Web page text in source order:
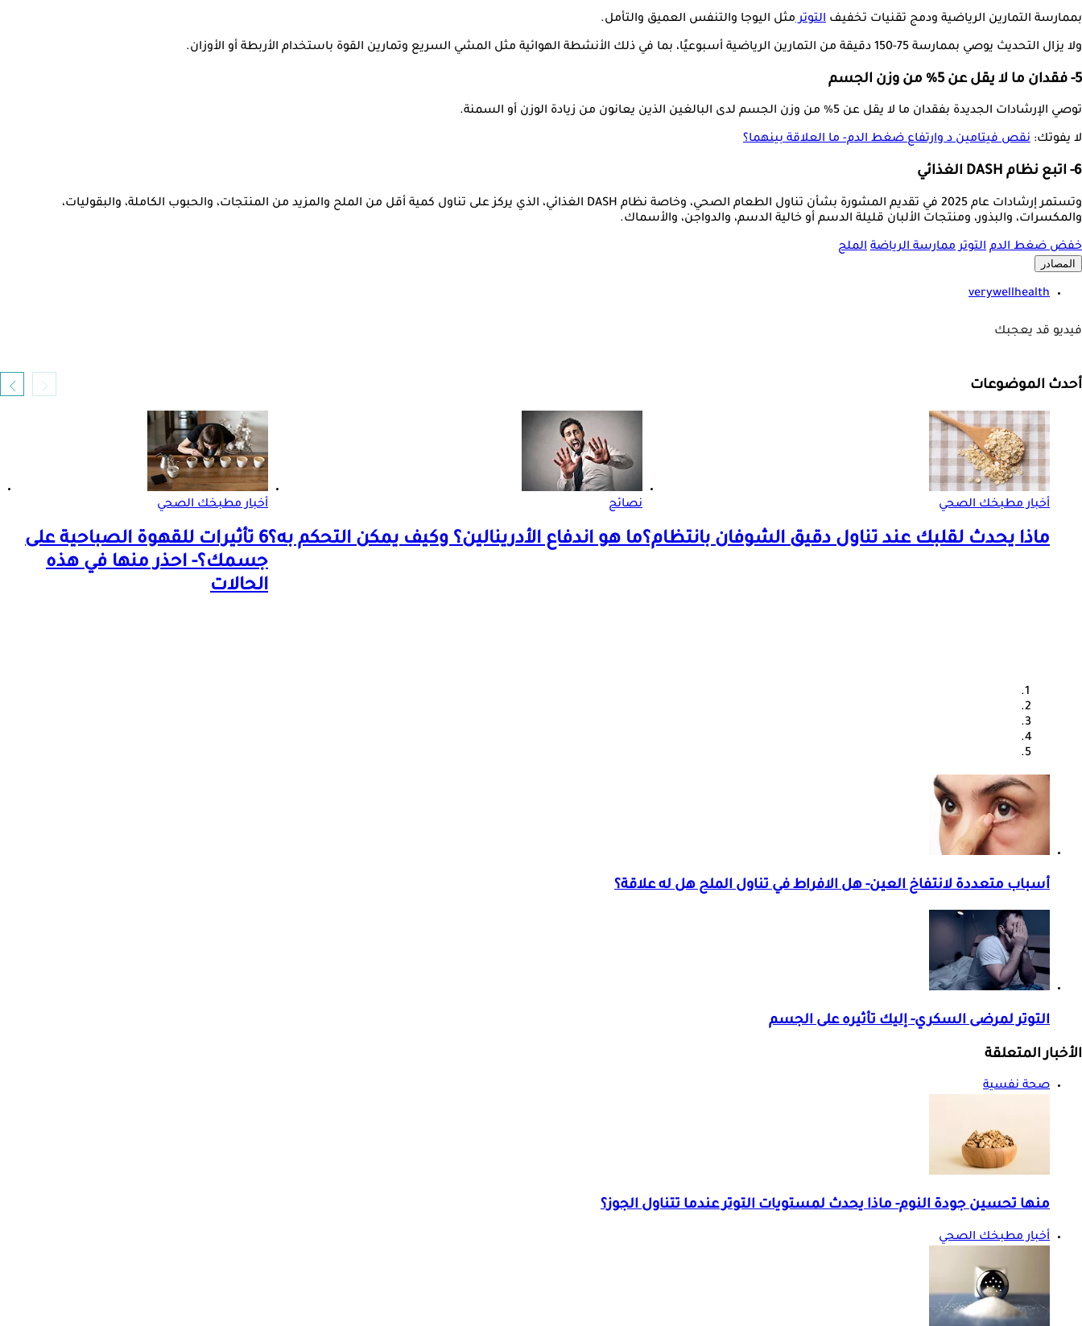
بممارسة التمارين الرياضية ودمج تقنيات تخفيف التوترمثل اليوجا والتنفس العميق والتأمل.
ولا يزال التحديث يوصي بممارسة 75-150 دقيقة من التمارين الرياضية أسبوعيًا، بما في ذلك الأنشطة الهوائية مثل المشي السريع وتمارين القوة باستخدام الأربطة أو الأوزان.
5- فقدان ما لا يقل عن 5% من وزن الجسم
توصي الإرشادات الجديدة بفقدان ما لا يقل عن 5% من وزن الجسم لدى البالغين الذين يعانون من زيادة الوزن أو السمنة.
لا يفوتك: نقص فيتامين د وارتفاع ضغط الدم- ما العلاقة بينهما؟
6- اتبع نظام DASH الغذائي
وتستمر إرشادات عام 2025 في تقديم المشورة بشأن تناول الطعام الصحي، وخاصة نظام DASH الغذائي، الذي يركز على تناول كمية أقل من الملح والمزيد من المنتجات، والحبوب الكاملة، والبقوليات،
والمكسرات، والبذور، ومنتجات الألبان قليلة الدسم أو خالية الدسم، والدواجن، والأسماك.
خفض ضغط الدم التوتر ممارسة الرياضة الملح
المصادر
verywellhealth
فيديو قد يعجبك
أحدث الموضوعات
أخبار مطبخك الصحي
ماذا يحدث لقلبك عند تناول دقيق الشوفان بانتظام؟
نصائح
ما هو اندفاع الأدرينالين؟ وكيف يمكن التحكم به؟
أخبار مطبخك الصحي
6 تأثيرات للقهوة الصباحية على
جسمك؟- احذر منها في هذه
الحالات
أسباب متعددة لانتفاخ العين- هل الافراط في تناول الملح هل له علاقة؟
التوتر لمرضى السكري- إليك تأثيره على الجسم
الأخبار المتعلقة
صحة نفسية
منها تحسين جودة النوم- ماذا يحدث لمستويات التوتر عندما تتناول الجوز؟
أخبار مطبخك الصحي